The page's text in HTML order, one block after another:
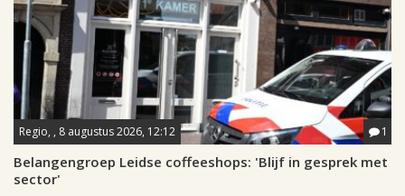
Regio, , 8 augustus 2026, 12:12 1
Belangengroep Leidse coffeeshops: 'Blijf in gesprek met
sector'